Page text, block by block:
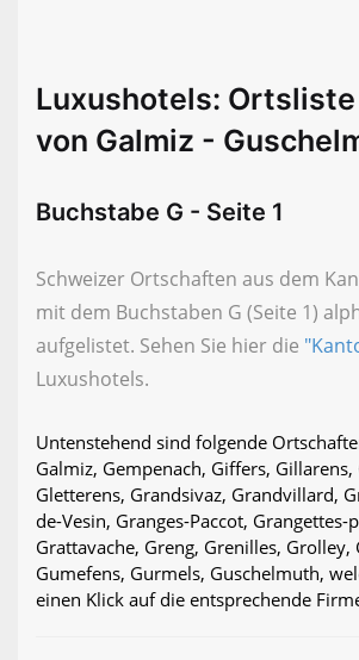
Luxushotels:
von Galmiz -
Buchstabe G - Seite 1
Schweizer Ortschaften aus dem
mit dem Buchstaben G (Seite 1)
aufgelistet. Sehen Sie hier die
Luxushotels.
Untenstehend sind folgende
Galmiz, Gempenach, Giffers, Gillarens,
Gletterens, Grandsivaz, Grandvillard,
de-Vesin, Granges-Paccot, Grangettes-
Grattavache, Greng, Grenilles, Grolley,
Gumefens, Gurmels, Guschelmuth,
einen Klick auf die entsprechende